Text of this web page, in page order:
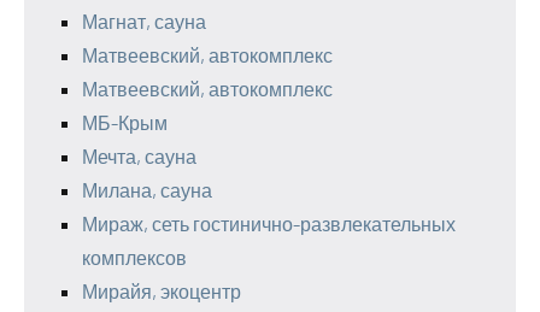
Магнат, сауна
Матвеевский, автокомплекс
Матвеевский, автокомплекс
МБ-Крым
Мечта, сауна
Милана, сауна
Мираж, сеть гостинично-развлекательных
комплексов
Мирайя, экоцентр